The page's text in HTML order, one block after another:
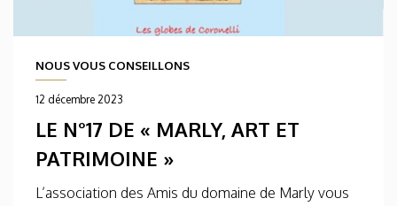
NOUS VOUS CONSEILLONS
12 décembre 2023
LE N°17 DE « MARLY, ART ET
PATRIMOINE »
L’association des Amis du domaine de Marly vous